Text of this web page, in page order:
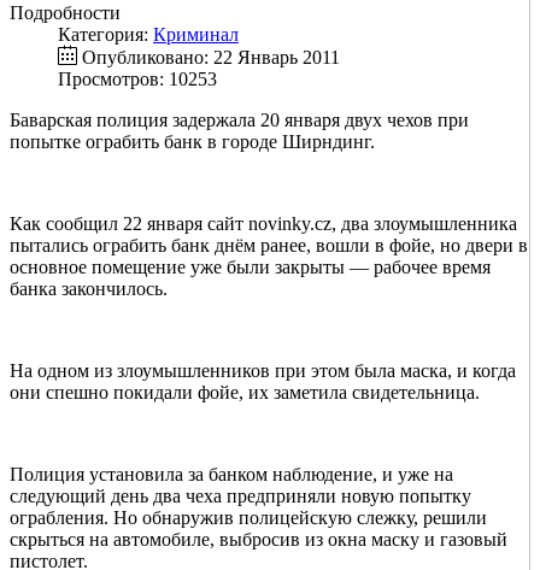
Подробности
Категория: Криминал
Опубликовано: 22 Январь 2011
Просмотров: 10253
Баварская полиция задержала 20 января двух чехов при
попытке ограбить банк в городе Ширндинг.
Как сообщил 22 января сайт novinky.cz, два злоумышленника
пытались ограбить банк днём ранее, вошли в фойе, но двери в
основное помещение уже были закрыты — рабочее время
банка закончилось.
На одном из злоумышленников при этом была маска, и когда
они спешно покидали фойе, их заметила свидетельница.
Полиция установила за банком наблюдение, и уже на
следующий день два чеха предприняли новую попытку
ограбления. Но обнаружив полицейскую слежку, решили
скрыться на автомобиле, выбросив из окна маску и газовый
пистолет.